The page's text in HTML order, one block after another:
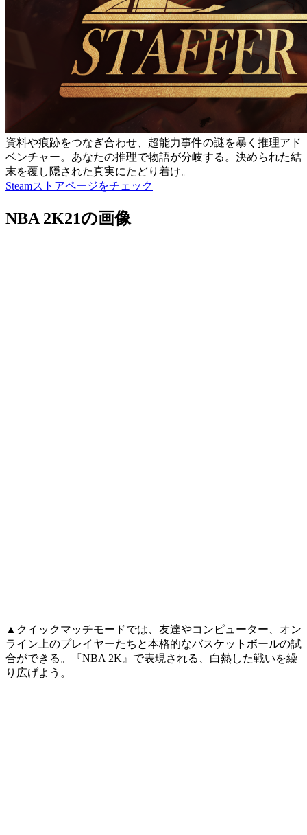
資料や痕跡をつなぎ合わせ、超能力事件の謎を暴く推理アド
ベンチャー。あなたの推理で物語が分岐する。決められた結
末を覆し隠された真実にたどり着け。
Steamストアページをチェック
NBA 2K21の画像
▲クイックマッチモードでは、友達やコンピューター、オン
ライン上のプレイヤーたちと本格的なバスケットボールの試
合ができる。『NBA 2K』で表現される、白熱した戦いを繰
り広げよう。